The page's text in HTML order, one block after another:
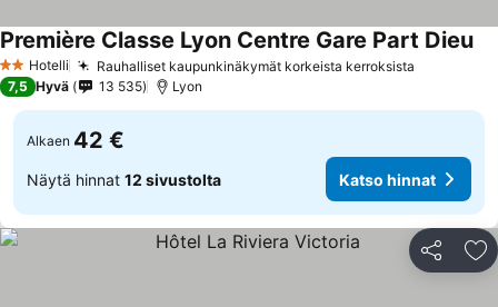
2 Tähtiluokitus
Hotelli Rauhalliset kaupunkinäkymät korkeista kerroksista
Première Classe Lyon Centre Gare Part Dieu
7,5 Hyvä 13 535 Lyon
Alkaen 42 €
Näytä hinnat 12 sivustolta Katso hinnat
Jaa